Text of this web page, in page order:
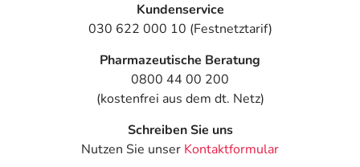
Kundenservice
030 622 000 10 (Festnetztarif)
Pharmazeutische Beratung
0800 44 00 200
(kostenfrei aus dem dt. Netz)
Schreiben Sie uns
Nutzen Sie unser Kontaktformular